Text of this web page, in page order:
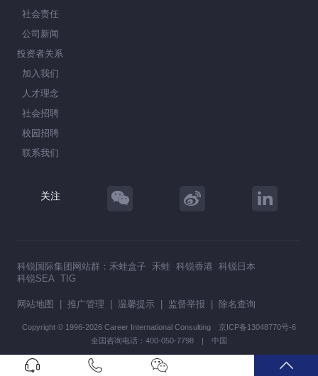
社会责任
公司新闻
投资者关系
加入我们
人才理念
社会招聘
校园招聘
联系我们
关注
科锐国际集团网站群： 禾蛙盒子 禾蛙 科锐香港 科锐日本
科锐SEA TIG
网站地图 推广管理 温馨提示 监督举报 除名查询
Copyright © 1996-2026 Career International Consulting 京ICP备13048770号-6
全国咨询电话：400-050-7798 | 中国